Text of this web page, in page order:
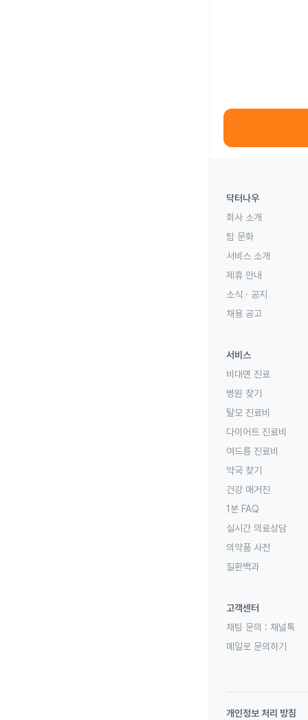
닥터나우
회사 소개
팀 문화
서비스 소개
제휴 안내
소식 · 공지
채용 공고
서비스
비대면 진료
병원 찾기
탈모 진료비
다이어트 진료비
여드름 진료비
약국 찾기
건강 매거진
1분 FAQ
실시간 의료상담
의약품 사전
질환백과
고객센터
채팅 문의 : 채널톡
메일로 문의하기
개인정보 처리 방침